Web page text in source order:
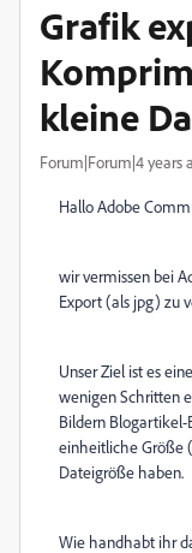
Grafik
kleine
Forum|Forum|4 years
Hallo Adobe
wir vermissen bei
Export (als jpg) zu
Unser Ziel ist es
wenigen Schritten
Bildern Blogartikel-
einheitliche Größe
Dateigröße haben.
Wie handhabt ihr